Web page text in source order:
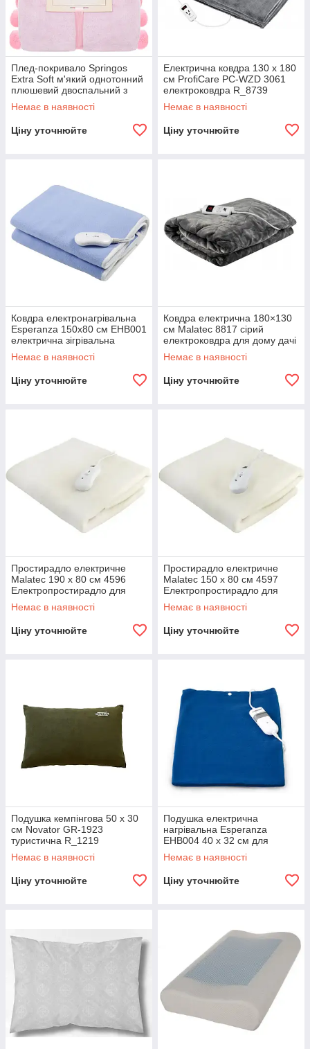
Плед-покривало Springos
Extra Soft м'який однотонний
плюшевий двоспальний з
помпонами 200 x 220 см
HA7082 R_1891
Немає в наявності
Ціну уточнюйте
Електрична ковдра 130 x 180
см ProfiCare PC-WZD 3061
електроковдра R_8739
Немає в наявності
Ціну уточнюйте
Ковдра електронагрівальна
Esperanza 150х80 см EHB001
електрична зігрівальна
електроковдра R_1410
Немає в наявності
Ціну уточнюйте
Ковдра електрична 180×130
см Malatec 8817 сірий
електроковдра для дому дачі
R_1436
Немає в наявності
Ціну уточнюйте
Простирадло електричне
Malatec 190 x 80 см 4596
Електропростирадло для
будинку дачі R_1440
Немає в наявності
Ціну уточнюйте
Простирадло електричне
Malatec 150 x 80 см 4597
Електропростирадло для
будинку дачі R_1440
Немає в наявності
Ціну уточнюйте
Подушка кемпінгова 50 х 30
см Novator GR-1923
туристична R_1219
Немає в наявності
Ціну уточнюйте
Подушка електрична
нагрівальна Esperanza
EHB004 40 x 32 см для
зняття ревматичних болів
R_1410
Немає в наявності
Ціну уточнюйте